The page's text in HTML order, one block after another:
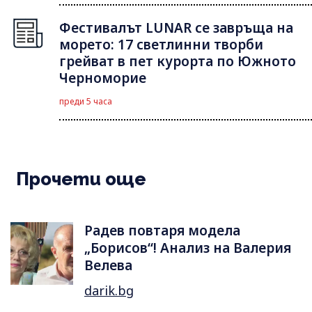
Фестивалът LUNAR се завръща на
морето: 17 светлинни творби
грейват в пет курорта по Южното
Черноморие
преди 5 часа
Прочети още
Радев повтаря модела
„Борисов“! Анализ на Валерия
Велева
darik.bg